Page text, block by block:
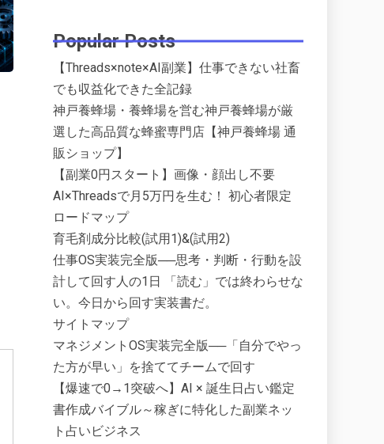
Popular Posts
【Threads×note×AI副業】仕事できない社畜
でも収益化できた全記録
神戸養蜂場・養蜂場を営む神戸養蜂場が厳
選した高品質な蜂蜜専門店【神戸養蜂場 通
販ショップ】
【副業0円スタート】画像・顔出し不要
AI×Threadsで月5万円を生む！ 初心者限定
ロードマップ
育毛剤成分比較(試用1)&(試用2)
仕事OS実装完全版──思考・判断・行動を設
計して回す人の1日 「読む」では終わらせな
い。今日から回す実装書だ。
サイトマップ
マネジメントOS実装完全版──「自分でやっ
た方が早い」を捨ててチームで回す
【爆速で0→1突破へ】AI × 誕生日占い鑑定
書作成バイブル～稼ぎに特化した副業ネッ
ト占いビジネス